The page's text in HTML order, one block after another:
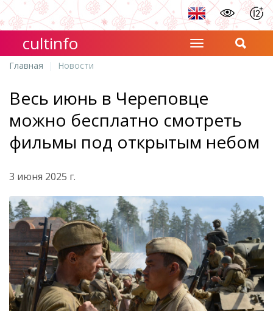
cultinfo
Главная Новости
Весь июнь в Череповце
можно бесплатно смотреть
фильмы под открытым небом
3 июня 2025 г.